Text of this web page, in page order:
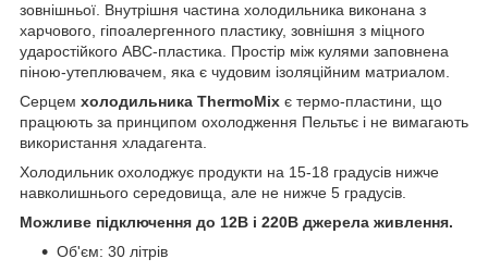
зовнішньої. Внутрішня частина холодильника виконана з
харчового, гіпоалергенного пластику, зовнішня з міцного
ударостійкого АВС-пластика. Простір між кулями заповнена
піною-утеплювачем, яка є чудовим ізоляційним матриалом.
Серцем холодильника ThermoMix є термо-пластини, що
працюють за принципом охолодження Пельтьє і не вимагають
використання хладагента.
Холодильник охолоджує продукти на 15-18 градусів нижче
навколишнього середовища, але не нижче 5 градусів.
Можливе підключення до 12В і 220В джерела живлення.
Об'єм: 30 літрів